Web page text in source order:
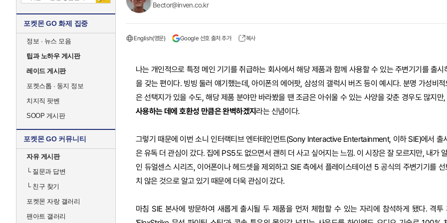
포켓몬 GO 화제 집중
정보 · 뉴스 모음
팁과 노하우 게시판
레이드 게시판
포켓스톱 · 둥지 정보
치지직 팟벤
SOOP 게시판
포켓몬 GO 커뮤니티
자유 게시판
└질문과 답변
└친구 찾기
포켓몬 자랑 갤러리
팬아트 갤러리
Bector@inven.co.kr
English(영문) Google 선호 출처 추가 복사
나는 개인적으로 특정 메인 기기를 취급하는 회사에서 해당 제품과 함께 사용할 수 있는 주변기기를 출시
을 갖는 편이다. 빙빙 둘러 얘기했는데, 아이폰의 에어팟, 삼성의 갤럭시 버즈 등이 예시다. 분명 가성비
은 선택지가 있을 수도, 해당 제품 분야만 바라봤을 땐 조금은 아쉬울 수 있는 사양을 갖춘 경우도 많지
사용하는 데에 호환성 만큼은 완벽하겠지라는 신념이다.
그렇기 때문에 이번 소니 인터랙티브 엔터테인먼트(Sony Interactive Entertainment, 이하 SIE)에서 출
은 유독 더 관심이 갔다. 집에 PS5도 없으면서 괜히 더 사고 싶어지는 느낌. 이 시장은 잘 모르지만, 내가
인 듀얼센스 시리즈, 이어폰이나 헤드셋을 제외하고 SIE 측에서 플레이스테이션 5 공식의 주변기기를
치 않은 것으로 알고 있기 때문에 더욱 관심이 갔다.
마침 SIE 본사에 방문하여 새롭게 출시될 두 제품을 먼저 체험할 수 있는 자리에 참석하게 됐다. 격투